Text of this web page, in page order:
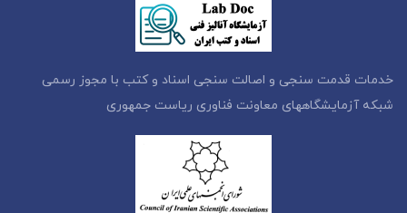
خدمات قدمت سنجی و اصالت سنجی اسناد و کتب با مجوز رسمی
شبکه آزمایشگاههای معاونت فناوری ریاست جمهوری